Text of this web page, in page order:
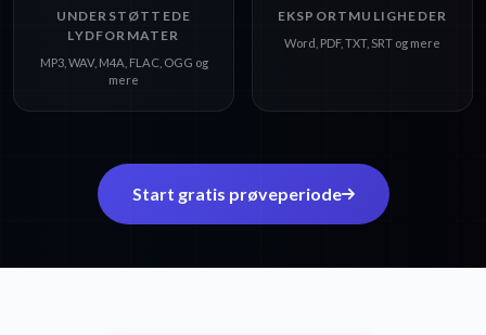
UNDERSTØTTEDE
LYDFORMATER
MP3, WAV, M4A, FLAC, OGG og
mere
EKSPORTMULIGHEDER
Word, PDF, TXT, SRT og mere
Start gratis prøveperiode